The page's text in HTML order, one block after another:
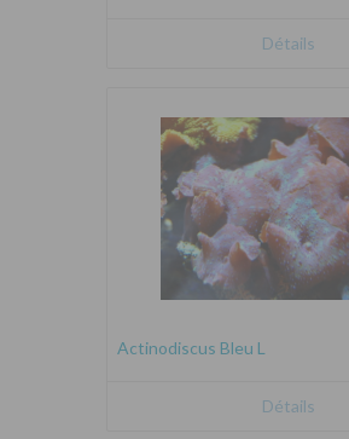
Détails
Actinodiscus Bleu L
Détails